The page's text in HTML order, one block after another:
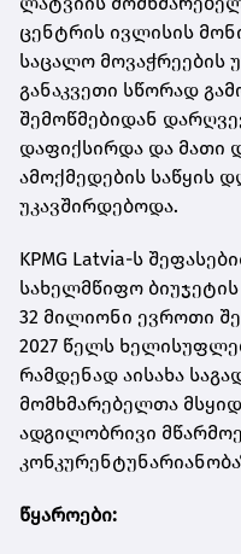
ცენტრის ივლისის
საცალო მოვაჭრეების
განაკვეთი სწორად
შემოწმებიდან
დაფიქსირდა და მათი
ამოქმედების საწყის
უკავშირდებოდა.
KPMG Latvia-ს
სახელმწიფო
32 მილიონი ევროთი
2027 წელს
რამდენად აისახა
მომხმარებელთა
ადგილობრივი
წყაროები: